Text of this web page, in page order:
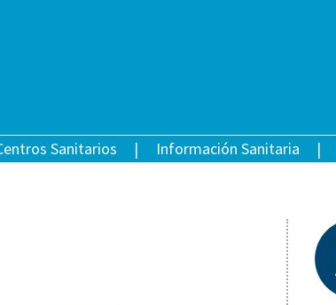
Sanitarios Información Sanitaria